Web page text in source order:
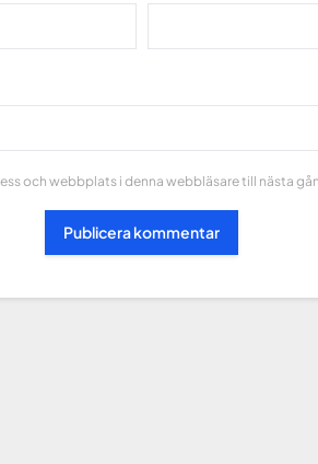
och webbplats i denna webbläsare till nästa